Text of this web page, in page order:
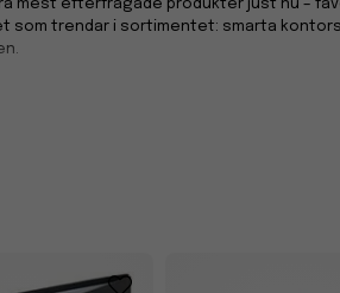
mest efterfrågade produkter just nu –
som trendar i sortimentet: smarta
uppdateras löpande utifrån vad våra